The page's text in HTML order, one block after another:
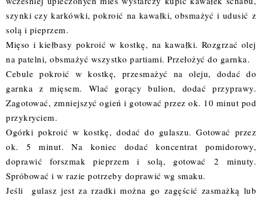
szynki czy karkówki, pokroić na kawałki, obsmażyć i udusić z
solą i pieprzem.
Mięso i kiełbasy pokroić w kostkę, na kawałki. Rozgrzać olej
na patelni, obsmażyć wszystko partiami. Przełożyć do garnka.
Cebule pokroić w kostkę, przesmażyć na oleju, dodać do
garnka z mięsem. Wlać gorący bulion, dodać przyprawy.
Zagotować, zmniejszyć ogień i gotować przez ok. 10 minut pod
przykryciem.
Ogórki pokroić w kostkę, dodać do gulaszu. Gotować przez
ok. 5 minut. Na koniec dodać koncentrat pomidorowy,
doprawić forszmak pieprzem i solą, gotować 2 minuty.
Spróbować i w razie potrzeby doprawić wg smaku.
Jeśli gulasz jest za rzadki można go zagęścić zasmażką lub